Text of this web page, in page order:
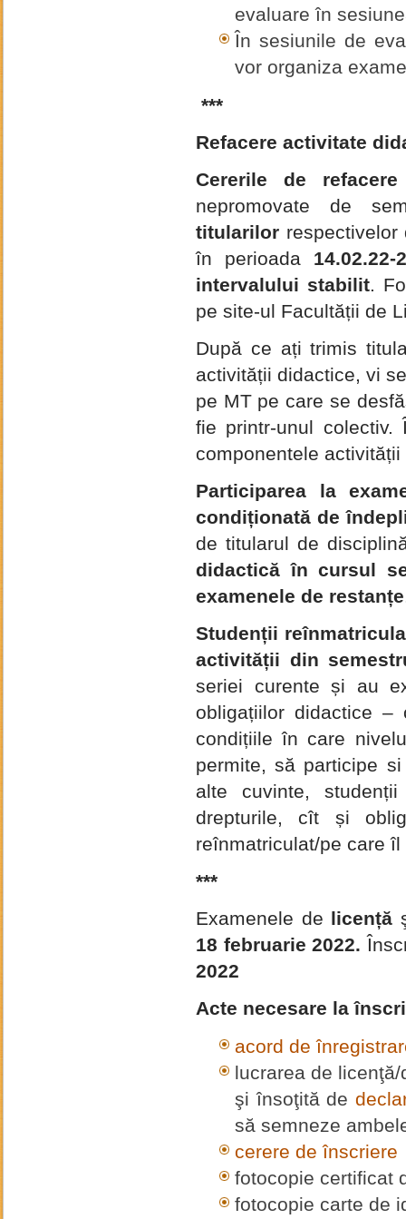
evaluare în
În sesiunile de
vor organiza
***
Refacere activitate
Cererile de
nepromovate de
titularilor
în perioada 14.02.22-
intervalului stabilit.
pe site-ul Facultății de
După ce ați trimis
activității didactice, vi
pe MT pe care se
fie printr-unul
componentele
Participarea la
condiționată de
de titularul de
didactică în cursul
examenele de restanțe
Studenții
activității din
seriei curente și au
obligațiilor didactice
condițiile în care
permite, să participe
alte cuvinte,
drepturile, cît și
reînmatriculat/pe care îl
***
Examenele de licență
18 februarie 2022.
2022
Acte necesare la
acord de
lucrarea de
şi însoţită de
să semneze
cerere de înscriere
fotocopie certificat
fotocopie carte de